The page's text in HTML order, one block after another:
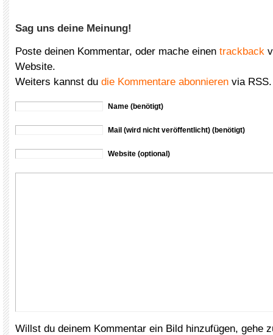
Sag uns deine Meinung!
Poste deinen Kommentar, oder mache einen trackback
Website.
Weiters kannst du die Kommentare abonnieren via RSS.
Name (benötigt)
Mail (wird nicht veröffentlicht) (benötigt)
Website (optional)
Willst du deinem Kommentar ein Bild hinzufügen, gehe